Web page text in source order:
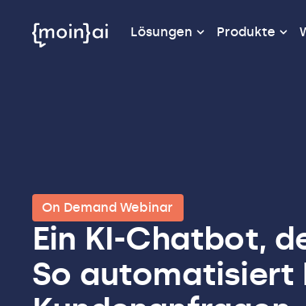
Lösungen Produkte
On Demand Webinar
Ein KI-Chatbot,
So automatisiert